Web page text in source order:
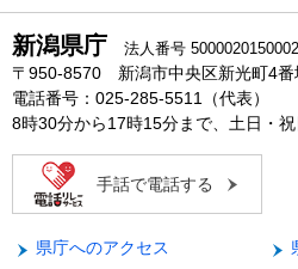
新潟県庁 法人番号 5000020150002
〒950-8570 新潟市中央区新光町4番
電話番号：025-285-5511（代表）
8時30分から17時15分まで、土日・祝
手話で電話する
県庁へのアクセス